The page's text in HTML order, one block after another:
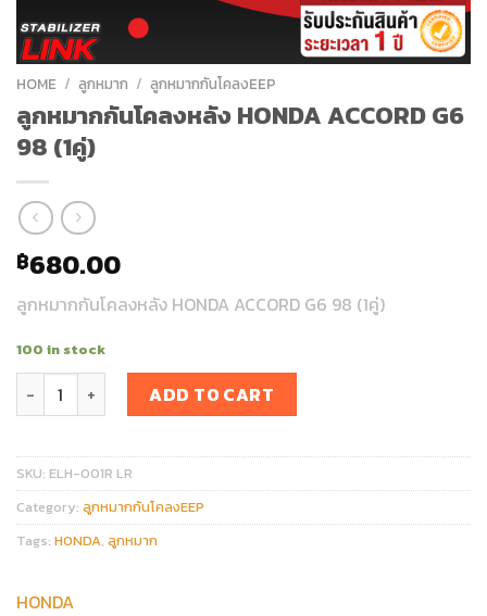
HOME / ลูกหมาก / ลูกหมากกันโคลงEEP
ลูกหมากกันโคลงหลัง HONDA ACCORD G6
98 (1คู่)
฿680.00
ลูกหมากกันโคลงหลัง HONDA ACCORD G6 98 (1คู่)
100 in stock
ลูกหมากกันโคลงหลัง HONDA ACCORD G6 98 (1คู่) quantity
ADD TO CART
SKU: ELH-001R LR
Category: ลูกหมากกันโคลงEEP
Tags: HONDA, ลูกหมาก
HONDA